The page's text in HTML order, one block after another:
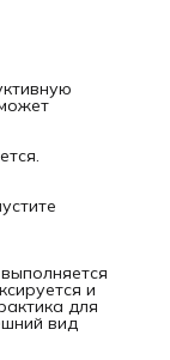
и
для
вид